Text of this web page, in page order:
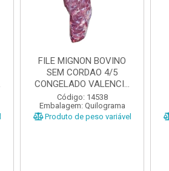
FILE MIGNON BOVINO
SEM CORDAO 4/5
CONGELADO VALENCIO
CAIXA ±...
Código: 14538
Embalagem: Quilograma
Produto de peso variável